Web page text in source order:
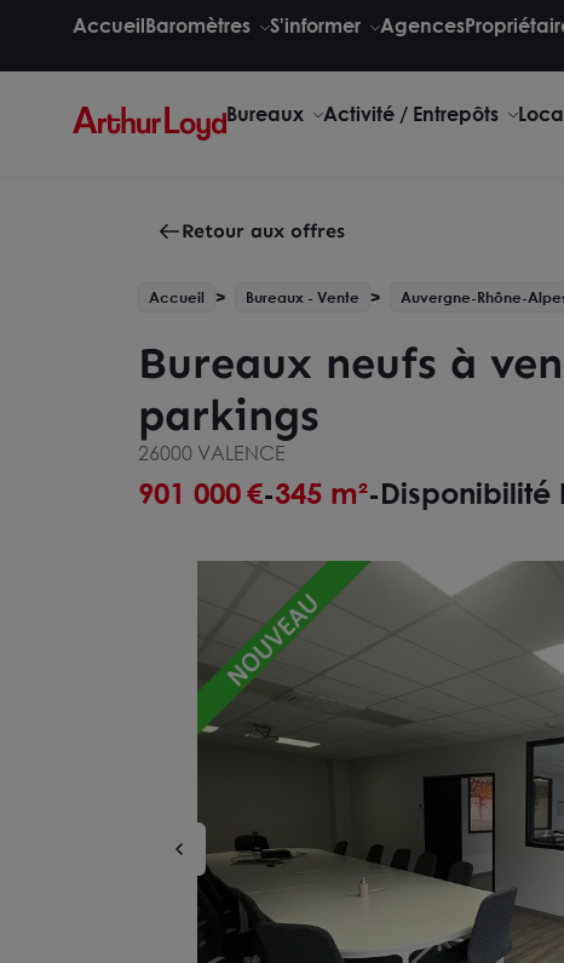
AccueilBaromètres S'informer Agences
Bureaux Activité / Entrepôts
Retour aux offres
Accueil Bureaux - Vente Auvergne-Rhône-
Bureaux neufs à
parkings
26000 VALENCE
901 000€-345 m²-